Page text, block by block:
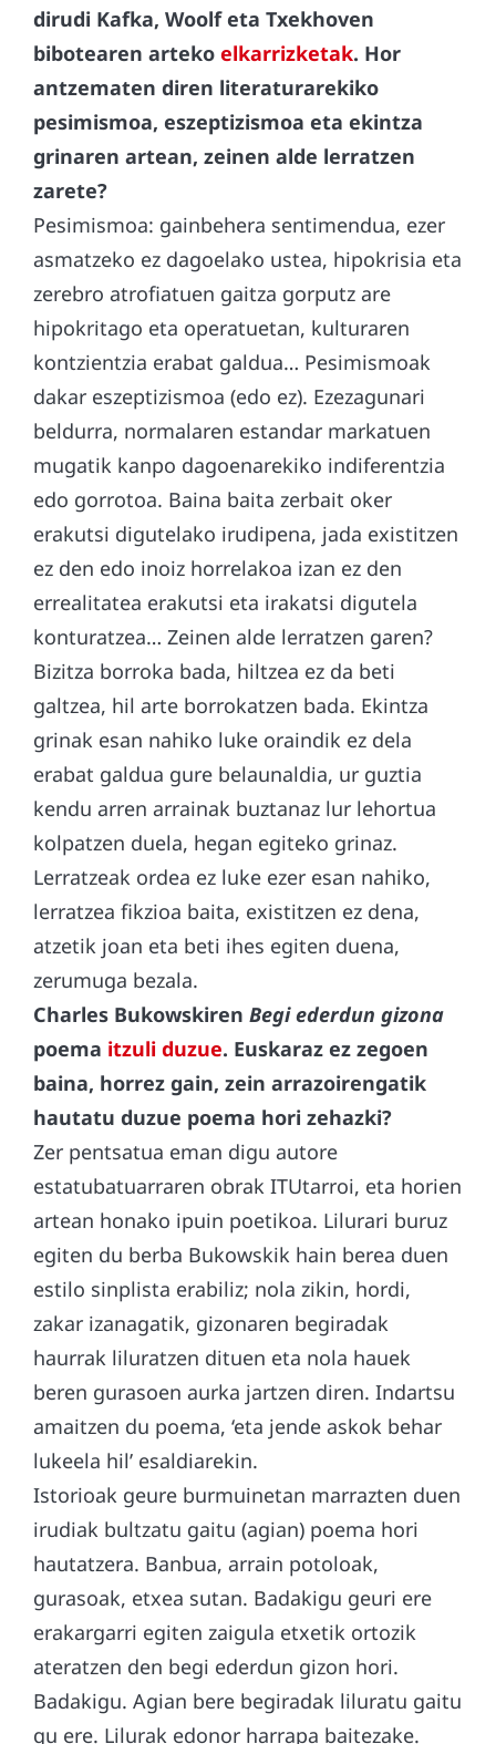
dirudi Kafka, Woolf eta Txekhoven
bibotearen arteko elkarrizketak. Hor
antzematen diren literaturarekiko
pesimismoa, eszeptizismoa eta ekintza
grinaren artean, zeinen alde lerratzen
zarete?
Pesimismoa: gainbehera sentimendua, ezer
asmatzeko ez dagoelako ustea, hipokrisia eta
zerebro atrofiatuen gaitza gorputz are
hipokritago eta operatuetan, kulturaren
kontzientzia erabat galdua… Pesimismoak
dakar eszeptizismoa (edo ez). Ezezagunari
beldurra, normalaren estandar markatuen
mugatik kanpo dagoenarekiko indiferentzia
edo gorrotoa. Baina baita zerbait oker
erakutsi digutelako irudipena, jada existitzen
ez den edo inoiz horrelakoa izan ez den
errealitatea erakutsi eta irakatsi digutela
konturatzea… Zeinen alde lerratzen garen?
Bizitza borroka bada, hiltzea ez da beti
galtzea, hil arte borrokatzen bada. Ekintza
grinak esan nahiko luke oraindik ez dela
erabat galdua gure belaunaldia, ur guztia
kendu arren arrainak buztanaz lur lehortua
kolpatzen duela, hegan egiteko grinaz.
Lerratzeak ordea ez luke ezer esan nahiko,
lerratzea fikzioa baita, existitzen ez dena,
atzetik joan eta beti ihes egiten duena,
zerumuga bezala.
Charles Bukowskiren Begi ederdun gizona
poema itzuli duzue. Euskaraz ez zegoen
baina, horrez gain, zein arrazoirengatik
hautatu duzue poema hori zehazki?
Zer pentsatua eman digu autore
estatubatuarraren obrak ITUtarroi, eta horien
artean honako ipuin poetikoa. Lilurari buruz
egiten du berba Bukowskik hain berea duen
estilo sinplista erabiliz; nola zikin, hordi,
zakar izanagatik, gizonaren begiradak
haurrak liluratzen dituen eta nola hauek
beren gurasoen aurka jartzen diren. Indartsu
amaitzen du poema, ‘eta jende askok behar
lukeela hil’ esaldiarekin.
Istorioak geure burmuinetan marrazten duen
irudiak bultzatu gaitu (agian) poema hori
hautatzera. Banbua, arrain potoloak,
gurasoak, etxea sutan. Badakigu geuri ere
erakargarri egiten zaigula etxetik ortozik
ateratzen den begi ederdun gizon hori.
Badakigu. Agian bere begiradak liluratu gaitu
gu ere. Lilurak edonor harrapa baitezake.